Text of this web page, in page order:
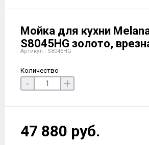
Мойка для кухни
S8045HG золото,
Артикул : S8045HG
Количество
- +
47 880 руб.